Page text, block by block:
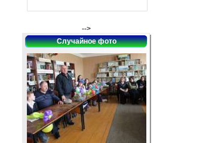
-->
Случайное фото